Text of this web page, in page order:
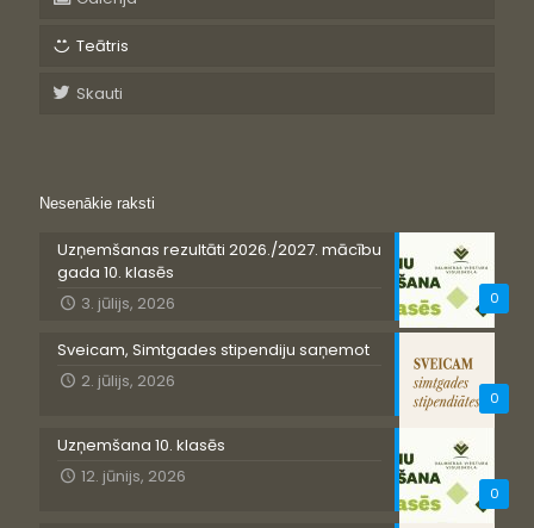
Teātris
Skauti
Nesenākie raksti
0
Uzņemšanas rezultāti 2026./2027. mācību
gada 10. klasēs
3. jūlijs, 2026
0
Sveicam, Simtgades stipendiju saņemot
2. jūlijs, 2026
0
Uzņemšana 10. klasēs
12. jūnijs, 2026